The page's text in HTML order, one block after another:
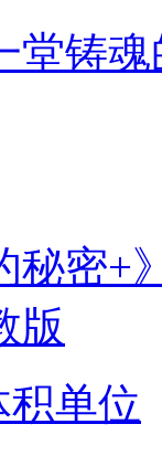
堂铸
秘密+
版
单位